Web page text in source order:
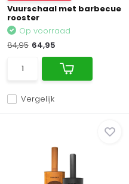
Vuurschaal met barbecue
rooster
Vergelijk
Op voorraad
84,95 64,95